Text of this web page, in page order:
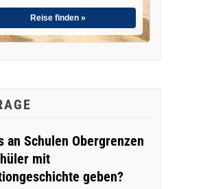
Reise finden »
an Schulen Obergrenzen
mit
geben?